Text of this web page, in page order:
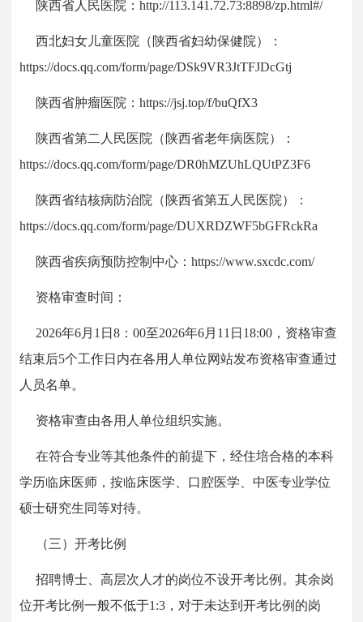
陕西省人民医院：http://113.141.72.73:8898/zp.html#/
西北妇女儿童医院（陕西省妇幼保健院）：
https://docs.qq.com/form/page/DSk9VR3JtTFJDcGtj
陕西省肿瘤医院：https://jsj.top/f/buQfX3
陕西省第二人民医院（陕西省老年病医院）：
https://docs.qq.com/form/page/DR0hMZUhLQUtPZ3F6
陕西省结核病防治院（陕西省第五人民医院）：
https://docs.qq.com/form/page/DUXRDZWF5bGFRckRa
陕西省疾病预防控制中心：https://www.sxcdc.com/
资格审查时间：
2026年6月1日8：00至2026年6月11日18:00，资格审查
结束后5个工作日内在各用人单位网站发布资格审查通过
人员名单。
资格审查由各用人单位组织实施。
在符合专业等其他条件的前提下，经住培合格的本科
学历临床医师，按临床医学、口腔医学、中医专业学位
硕士研究生同等对待。
（三）开考比例
招聘博士、高层次人才的岗位不设开考比例。其余岗
位开考比例一般不低于1:3，对于未达到开考比例的岗